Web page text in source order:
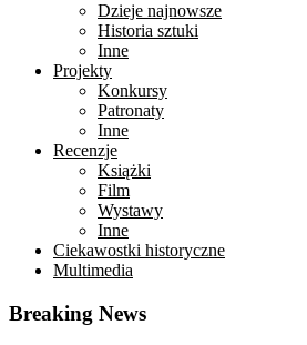
Dzieje najnowsze
Historia sztuki
Inne
Projekty
Konkursy
Patronaty
Inne
Recenzje
Książki
Film
Wystawy
Inne
Ciekawostki historyczne
Multimedia
Breaking News